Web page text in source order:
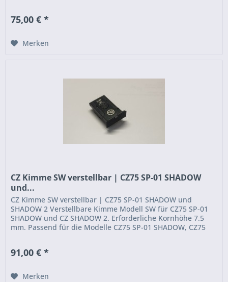
75,00 € *
Merken
CZ Kimme SW verstellbar | CZ75 SP-01 SHADOW
und...
CZ Kimme SW verstellbar | CZ75 SP-01 SHADOW und
SHADOW 2 Verstellbare Kimme Modell SW für CZ75 SP-01
SHADOW und CZ SHADOW 2. Erforderliche Kornhöhe 7.5
mm. Passend für die Modelle CZ75 SP-01 SHADOW, CZ75
91,00 € *
Merken